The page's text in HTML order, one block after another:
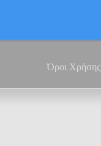
Όροι Χρήσης